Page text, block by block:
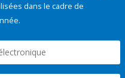
dans le cadre de